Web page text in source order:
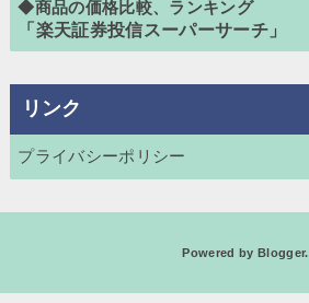
◆商品の価格比較、ランキング
「楽天証券投信スーパーサーチ」
リンク
プライバシーポリシー
Powered by Blogger.